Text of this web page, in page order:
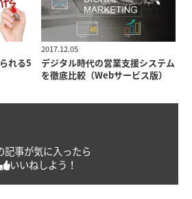
れる5
2017.12.05
デジタル時代の営業支援システム
を徹底比較（Webサービス版）
記事が気に入ったら
いいねしよう！